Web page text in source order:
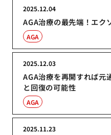
AGA治療の最先端！エク
2025.12.04
AGA
AGA治療を再開すれば元
と回復の可能性
2025.12.03
AGA
2025.11.23